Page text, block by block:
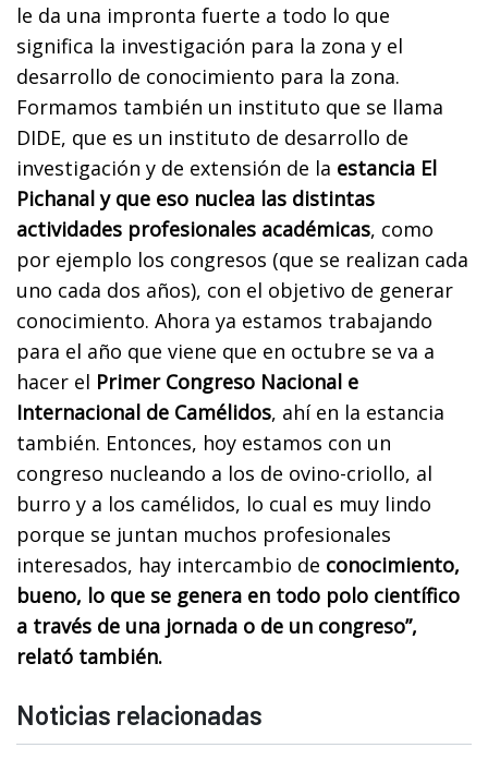
le da una impronta fuerte a todo lo que
significa la investigación para la zona y el
desarrollo de conocimiento para la zona.
Formamos también un instituto que se llama
DIDE, que es un instituto de desarrollo de
investigación y de extensión de la estancia El
Pichanal y que eso nuclea las distintas
actividades profesionales académicas, como
por ejemplo los congresos (que se realizan cada
uno cada dos años), con el objetivo de generar
conocimiento. Ahora ya estamos trabajando
para el año que viene que en octubre se va a
hacer el Primer Congreso Nacional e
Internacional de Camélidos, ahí en la estancia
también. Entonces, hoy estamos con un
congreso nucleando a los de ovino-criollo, al
burro y a los camélidos, lo cual es muy lindo
porque se juntan muchos profesionales
interesados, hay intercambio de conocimiento,
bueno, lo que se genera en todo polo científico
a través de una jornada o de un congreso”,
relató también.
Noticias relacionadas